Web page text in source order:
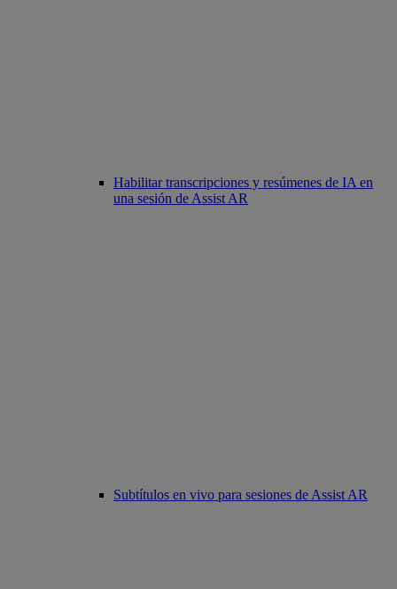
Habilitar transcripciones y resúmenes de IA en
una sesión de Assist AR
Subtítulos en vivo para sesiones de Assist AR